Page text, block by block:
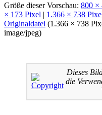
Größe dieser Vorschau: 800 ×
× 173 Pixel | 1.366 × 738
Originaldatei (1.366 × 738
image/jpeg)
Dieses
die